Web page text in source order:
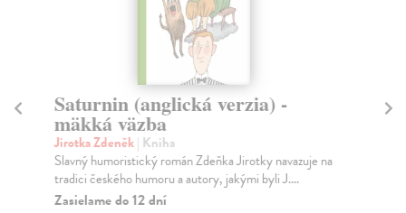
Saturnin (anglická verzia) -
mäkká väzba
Jirotka Zdeněk| Kniha
Slavný humoristický román Zdeňka Jirotky navazuje na
tradici českého humoru a autory, jakými byli J....
Zasielame do 12 dní